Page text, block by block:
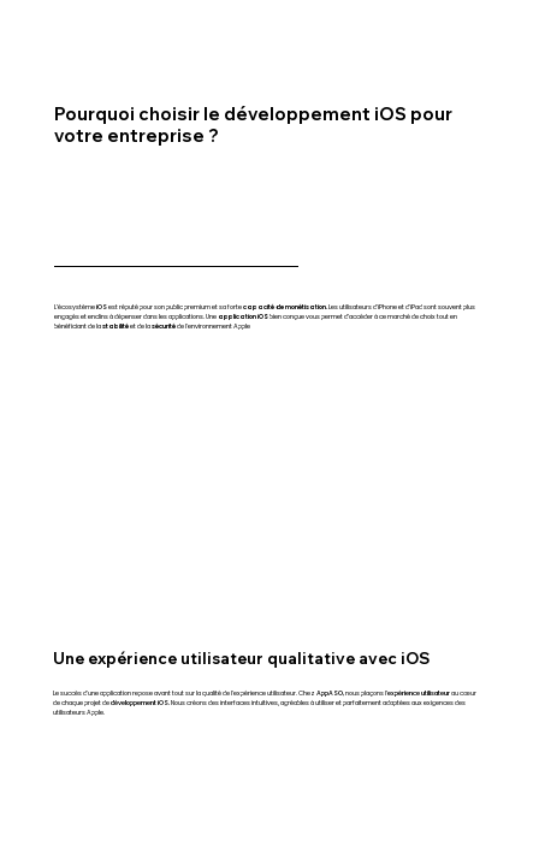
Pourquoi choisir le développement iOS pour
votre entreprise ?
L’écosystèmeiOSest réputé pour son public premium et sa fortecapacité de monétisation.Les utilisateurs d'iPhone et d'iPad sont souvent plus
engagés et enclins à dépenser dans les applications. Une application iOSbien conçue vous permet d’accéder à ce marché de choix tout en
bénéficiant de lastabilitéet de lasécuritéde l'environnement Apple
Une expérience utilisateur qualitative avec iOS
Le succès d'une application repose avant tout sur la qualité de l'expérience utilisateur. ChezAppASO,nous plaçons l’expérience utilisateurau cœur
de chaque projet dedéveloppement iOS.Nous créons des interfaces intuitives, agréables à utiliser et parfaitement adaptées aux exigences des
utilisateurs Apple.